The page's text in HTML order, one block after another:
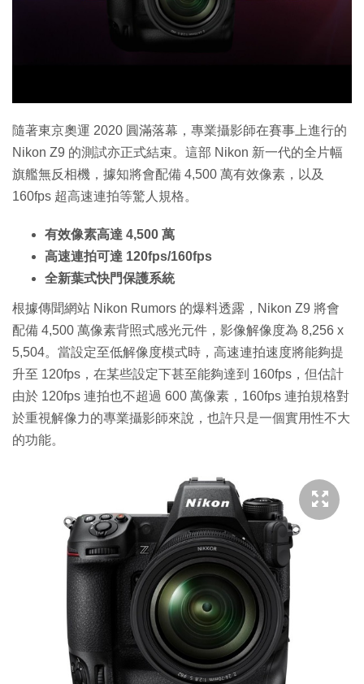
隨著東京奧運 2020 圓滿落幕，專業攝影師在賽事上進行的
Nikon Z9 的測試亦正式結束。這部 Nikon 新一代的全片幅
旗艦無反相機，據知將會配備 4,500 萬有效像素，以及
160fps 超高速連拍等驚人規格。
有效像素高達 4,500 萬
高速連拍可達 120fps/160fps
全新葉式快門保護系統
根據傳聞網站 Nikon Rumors 的爆料透露，Nikon Z9 將會
配備 4,500 萬像素背照式感光元件，影像解像度為 8,256 x
5,504。當設定至低解像度模式時，高速連拍速度將能夠提
升至 120fps，在某些設定下甚至能夠達到 160fps，但估計
由於 120fps 連拍也不超過 600 萬像素，160fps 連拍規格對
於重視解像力的專業攝影師來說，也許只是一個實用性不大
的功能。